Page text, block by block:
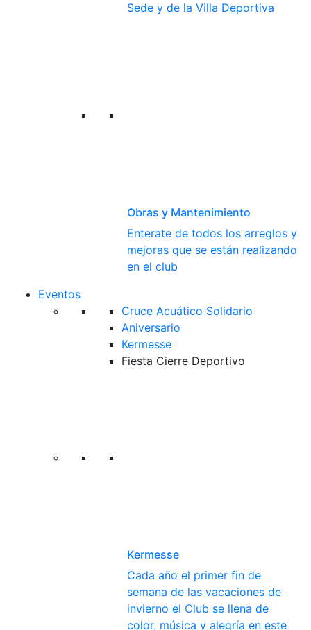
Sede y de la Villa Deportiva
Obras y Mantenimiento
Enterate de todos los arreglos y
mejoras que se están realizando
en el club
Eventos
Cruce Acuático Solidario
Aniversario
Kermesse
Fiesta Cierre Deportivo
Kermesse
Cada año el primer fin de
semana de las vacaciones de
invierno el Club se llena de
color, música y alegría en este